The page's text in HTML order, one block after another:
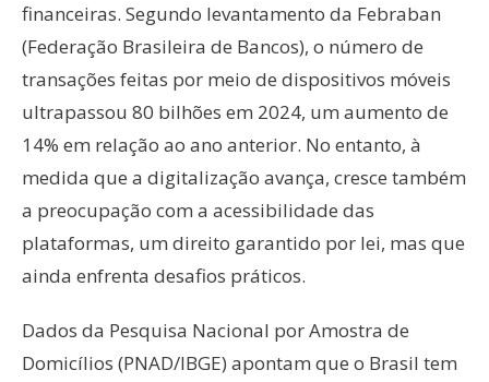
financeiras. Segundo levantamento da Febraban
(Federação Brasileira de Bancos), o número de
transações feitas por meio de dispositivos móveis
ultrapassou 80 bilhões em 2024, um aumento de
14% em relação ao ano anterior. No entanto, à
medida que a digitalização avança, cresce também
a preocupação com a acessibilidade das
plataformas, um direito garantido por lei, mas que
ainda enfrenta desafios práticos.
Dados da Pesquisa Nacional por Amostra de
Domicílios (PNAD/IBGE) apontam que o Brasil tem